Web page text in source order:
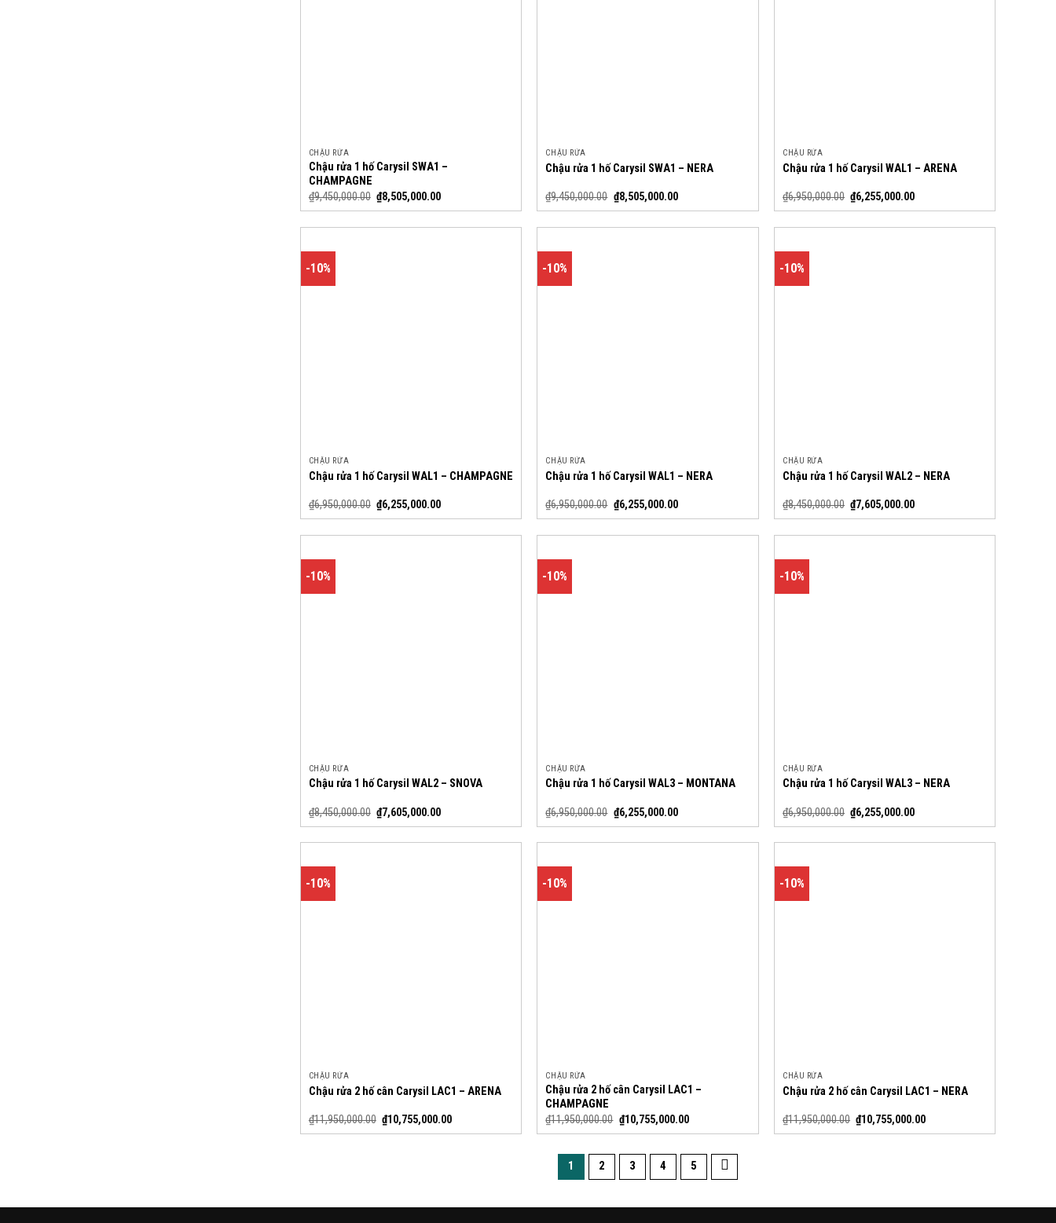
CHẬU RỬA
Chậu rửa 1 hố Carysil SWA1 –
CHAMPAGNE
₫9,450,000.00 ₫8,505,000.00
CHẬU RỬA
Chậu rửa 1 hố Carysil SWA1 – NERA
₫9,450,000.00 ₫8,505,000.00
CHẬU RỬA
Chậu rửa 1 hố Carysil WAL1 – ARENA
₫6,950,000.00 ₫6,255,000.00
-10%
CHẬU RỬA
Chậu rửa 1 hố Carysil WAL1 – CHAMPAGNE
₫6,950,000.00 ₫6,255,000.00
-10%
CHẬU RỬA
Chậu rửa 1 hố Carysil WAL1 – NERA
₫6,950,000.00 ₫6,255,000.00
-10%
CHẬU RỬA
Chậu rửa 1 hố Carysil WAL2 – NERA
₫8,450,000.00 ₫7,605,000.00
-10%
CHẬU RỬA
Chậu rửa 1 hố Carysil WAL2 – SNOVA
₫8,450,000.00 ₫7,605,000.00
-10%
CHẬU RỬA
Chậu rửa 1 hố Carysil WAL3 – MONTANA
₫6,950,000.00 ₫6,255,000.00
-10%
CHẬU RỬA
Chậu rửa 1 hố Carysil WAL3 – NERA
₫6,950,000.00 ₫6,255,000.00
-10%
CHẬU RỬA
Chậu rửa 2 hố cân Carysil LAC1 – ARENA
₫11,950,000.00 ₫10,755,000.00
-10%
CHẬU RỬA
Chậu rửa 2 hố cân Carysil LAC1 –
CHAMPAGNE
₫11,950,000.00 ₫10,755,000.00
-10%
CHẬU RỬA
Chậu rửa 2 hố cân Carysil LAC1 – NERA
₫11,950,000.00 ₫10,755,000.00
1 2 3 4 5